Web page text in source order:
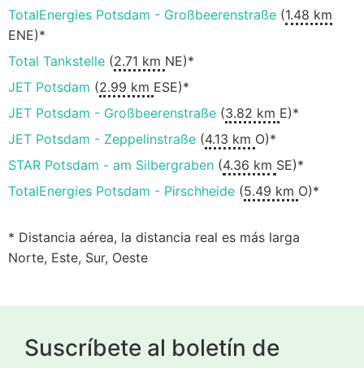
TotalEnergies Potsdam - Großbeerenstraße (1.48 km
ENE)*
Total Tankstelle (2.71 km NE)*
JET Potsdam (2.99 km ESE)*
JET Potsdam - Großbeerenstraße (3.82 km E)*
JET Potsdam - Zeppelinstraße (4.13 km O)*
STAR Potsdam - am Silbergraben (4.36 km SE)*
TotalEnergies Potsdam - Pirschheide (5.49 km O)*
* Distancia aérea, la distancia real es más larga
Norte, Este, Sur, Oeste
Suscríbete al boletín de